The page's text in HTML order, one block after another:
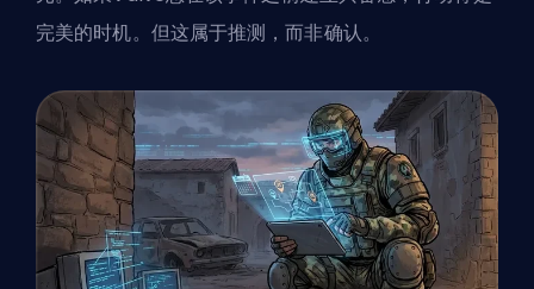
完美的时机。但这属于推测，而非确认。